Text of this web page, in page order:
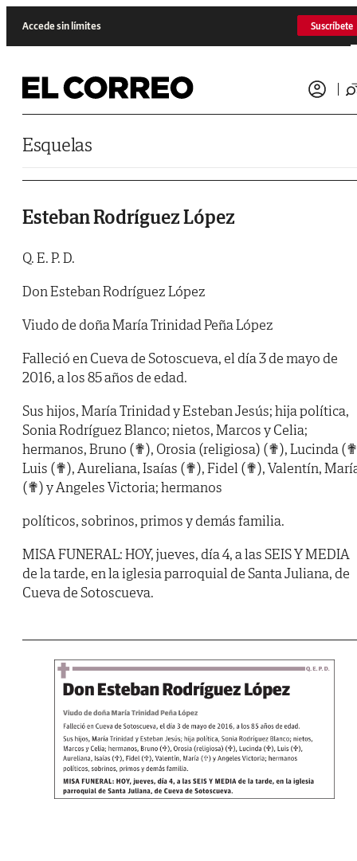
Accede sin límites Suscríbete
Esquelas
Esteban Rodríguez López
Q. E. P. D.
Don Esteban Rodríguez López
Viudo de doña María Trinidad Peña López
Falleció en Cueva de Sotoscueva, el día 3 de mayo de
2016, a los 85 años de edad.
Sus hijos, María Trinidad y Esteban Jesús; hija política,
Sonia Rodríguez Blanco; nietos, Marcos y Celia;
hermanos, Bruno (✟), Orosia (religiosa) (✟), Lucinda
Luis (✟), Aureliana, Isaías (✟), Fidel (✟), Valentín,
(✟) y Angeles Victoria; hermanos
políticos, sobrinos, primos y demás familia.
MISA FUNERAL: HOY, jueves, día 4, a las SEIS Y MEDIA
de la tarde, en la iglesia parroquial de Santa Juliana, de
Cueva de Sotoscueva.